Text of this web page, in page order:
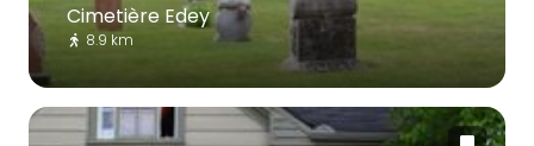
Cimetière Edey
8.9 km